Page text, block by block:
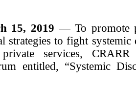
15, 2019— To promote
strategies to fight
services,
entitled, “Systemic